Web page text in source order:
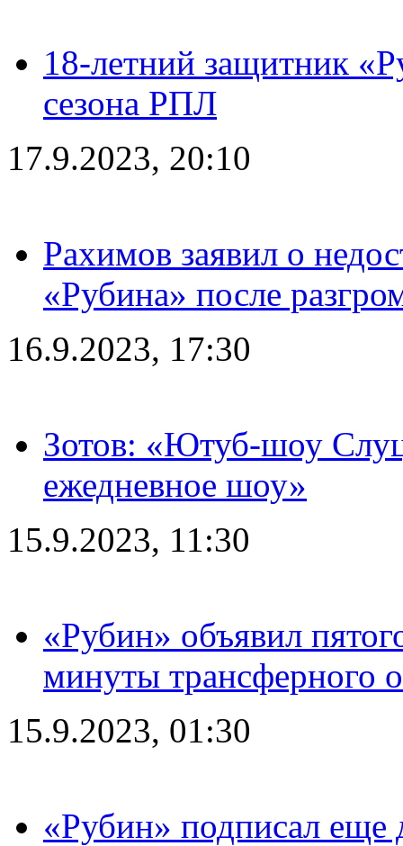
18-летний защитник
сезона РПЛ
17.9.2023, 20:10
Рахимов заявил о
«Рубина» после
16.9.2023, 17:30
Зотов: «Ютуб-шоу
ежедневное шоу»
15.9.2023, 11:30
«Рубин» объявил
минуты трансферного
15.9.2023, 01:30
«Рубин» подписал еще